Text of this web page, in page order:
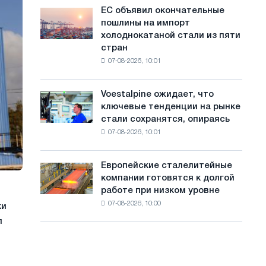
с
а
трамвайных
путей
объявил
окончательные
холоднокатаной
стали
из
ЕС объявил окончательные
пошлины на импорт
холоднокатаной стали из пяти
стран
07-08-2026, 10:01
Voestalpine
ожидает,
что
рынке
стали
на
Voestalpine ожидает, что
ключевые тенденции на рынке
стали сохранятся, опираясь
07-08-2026, 10:01
Европейские
сталелитейные
компании
Европейские сталелитейные
компании готовятся к долгой
работе при низком уровне
07-08-2026, 10:00